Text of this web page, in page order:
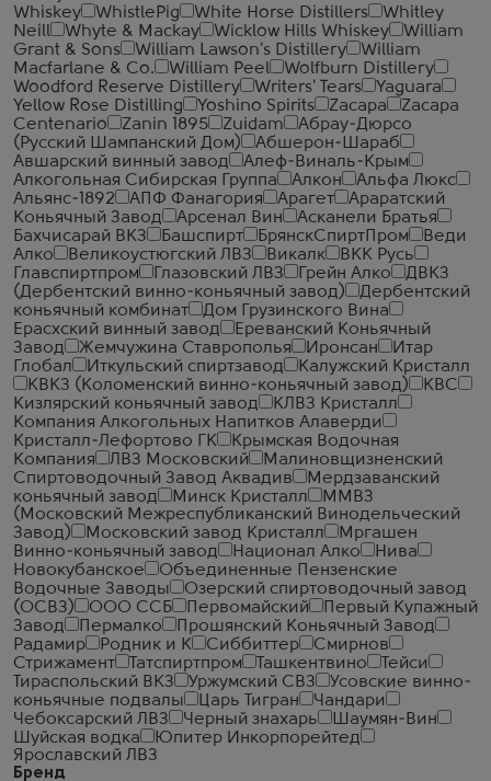
Whiskey
WhistlePig White Horse Distillers
Whitley
Neill
Whyte & Mackay Wicklow Hills Whiskey
William
Grant & Sons
William Lawson's Distillery
William
Macfarlane & Co.
William Peel
Wolfburn Distillery
Woodford Reserve Distillery
Writers' Tears
Yaguara
Yellow Rose Distilling
Yoshino Spirits Zacapa
Zacapa
Centenario
Zanin 1895 Zuidam
Абрау-Дюрсо
(Русский Шампанский Дом)
Абшерон-Шараб
Авшарский винный завод
Алеф-Виналь-Крым
Алкогольная Сибирская Группа
Алкон
Альфа Люкс
Альянс-1892
АПФ Фанагория Арагет
Араратский
Коньячный Завод
Арсенал Вин
Асканели Братья
Бахчисарай ВКЗ
Башспирт БрянскСпиртПром
Веди
Алко
Великоустюгский ЛВЗ Викалк
ВКК Русь
Главспиртпром
Глазовский ЛВЗ Грейн Алко
ДВКЗ
(Дербентский винно-коньячный завод)
Дербентский
коньячный комбинат
Дом Грузинского Вина
Ерасхский винный завод
Ереванский Коньячный
Завод
Жемчужина Ставрополья Иронсан
Итар
Глобал
Иткульский спиртзавод
Калужский Кристалл
КВКЗ (Коломенский винно-коньячный завод)
КВС
Кизлярский коньячный завод
КЛВЗ Кристалл
Компания Алкогольных Напитков Алаверди
Кристалл-Лефортово ГК
Крымская Водочная
Компания
ЛВЗ Московский
Малиновщизненский
Спиртоводочный Завод Аквадив
Мердзаванский
коньячный завод
Минск Кристалл
ММВЗ
(Московский Межреспубликанский Винодельческий
Завод)
Московский завод Кристалл
Мргашен
Винно-коньячный завод
Национал Алко
Нива
Новокубанское
Объединенные Пензенские
Водочные Заводы
Озерский спиртоводочный завод
(ОСВЗ)
ООО ССБ Первомайский
Первый Купажный
Завод
Пермалко
Прошянский Коньячный Завод
Радамир
Родник и К Сиббиттер
Смирнов
Стрижамент
Татспиртпром Ташкентвино
Тейси
Тираспольский ВКЗ
Уржумский СВЗ
Усовские винно-
коньячные подвалы
Царь Тигран
Чандари
Чебоксарский ЛВЗ
Черный знахарь
Шаумян-Вин
Шуйская водка
Юпитер Инкорпорейтед
Ярославский ЛВЗ
Бренд